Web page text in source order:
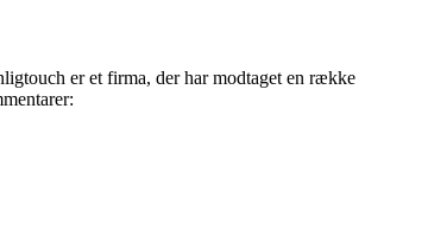
er et firma, der har modtaget en række